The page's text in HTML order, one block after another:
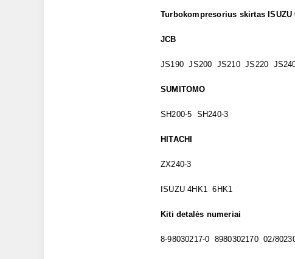
Turbokompresorius skirtas ISUZU
JCB
JS190 JS200 JS210 JS220
SUMITOMO
SH200-5 SH240-3
HITACHI
ZX240-3
ISUZU 4HK1 6HK1
Kiti detalės numeriai
8-98030217-0 8980302170 02/